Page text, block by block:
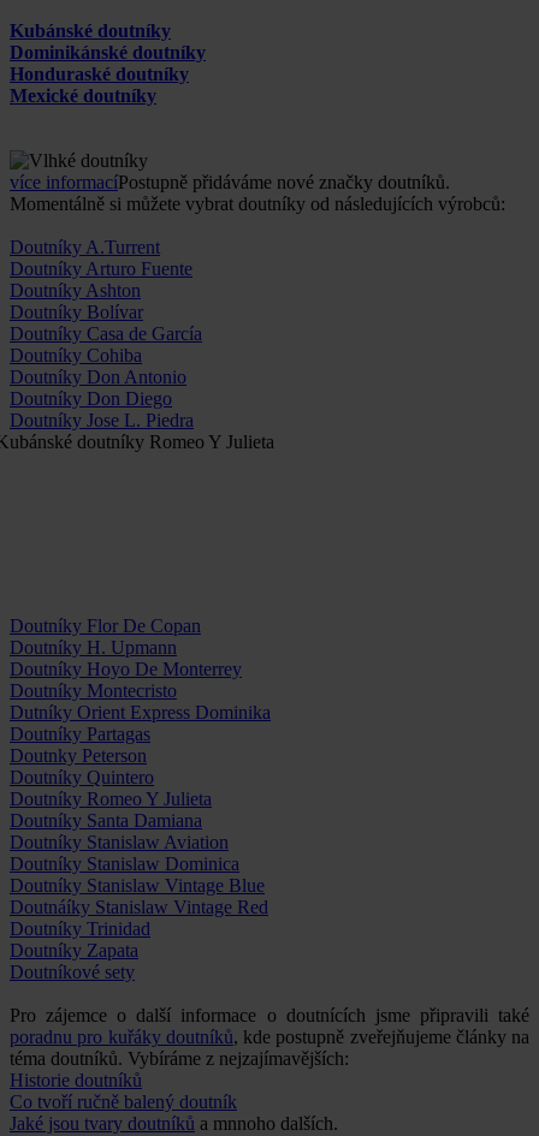
Kubánské doutníky
Dominikánské doutníky
Honduraské doutníky
Mexické doutníky
více informacíPostupně přidáváme nové značky doutníků.
Momentálně si můžete vybrat doutníky od následujících výrobců:
Doutníky A.Turrent
Doutníky Arturo Fuente
Doutníky Ashton
Doutníky Bolívar
Doutníky Casa de García
Doutníky Cohiba
Doutníky Don Antonio
Doutníky Don Diego
Doutníky Jose L. Piedra
Doutníky Flor De Copan
Doutníky H. Upmann
Doutníky Hoyo De Monterrey
Doutníky Montecristo
Dutníky Orient Express Dominika
Doutníky Partagas
Doutnky Peterson
Doutníky Quintero
Doutníky Romeo Y Julieta
Doutníky Santa Damiana
Doutníky Stanislaw Aviation
Doutníky Stanislaw Dominica
Doutníky Stanislaw Vintage Blue
Doutnáíky Stanislaw Vintage Red
Doutníky Trinidad
Doutníky Zapata
Doutníkové sety
Pro zájemce o další informace o doutnících jsme připravili také
poradnu pro kuřáky doutníků, kde postupně zveřejňujeme články na
téma doutníků. Vybíráme z nejzajímavějších:
Historie doutníků
Co tvoří ručně balený doutník
Jaké jsou tvary doutníků a mnnoho dalších.